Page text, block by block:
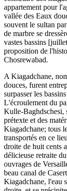
appartement pour
vallée des Eaux
souvent le sultan
de marbre se
vastes bassins
proposition de
Chosrewabad.
A Kiagadchane,
douces, furent
surpasser les
L'écroulement du
Kulle-Baghdschesi,
prétexte et des
Kiagadchane; tous
transportés en ce
droite de huit cents
délicieuse retraite
ouvrages de
beau canal de
Kiagadchane, l'eau